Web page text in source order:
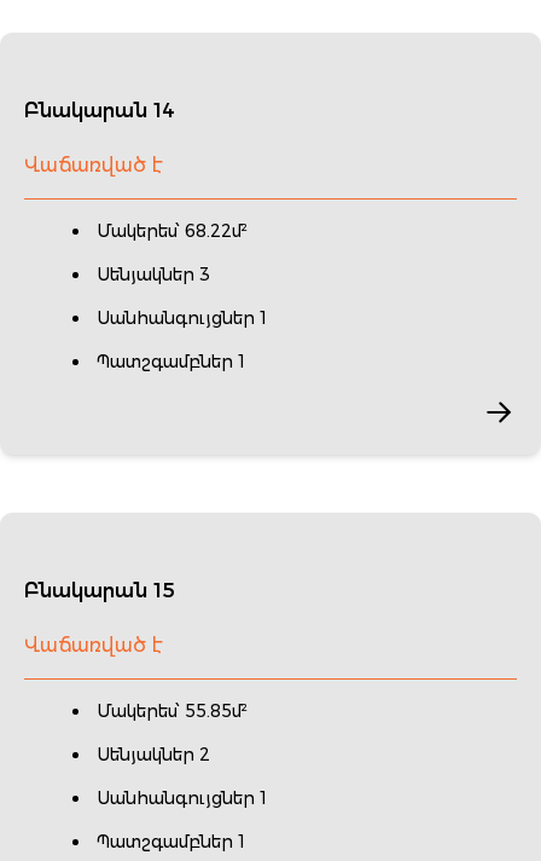
Բնակարան 14
Վաճառված է
Մակերես՝ 68.22մ²
Սենյակներ 3
Սանհանգույցներ 1
Պատշգամբներ 1
Բնակարան 15
Վաճառված է
Մակերես՝ 55.85մ²
Սենյակներ 2
Սանհանգույցներ 1
Պատշգամբներ 1